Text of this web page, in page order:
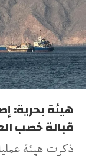
هيئة بحرية:
قبالة خصب
ذكرت هيئة